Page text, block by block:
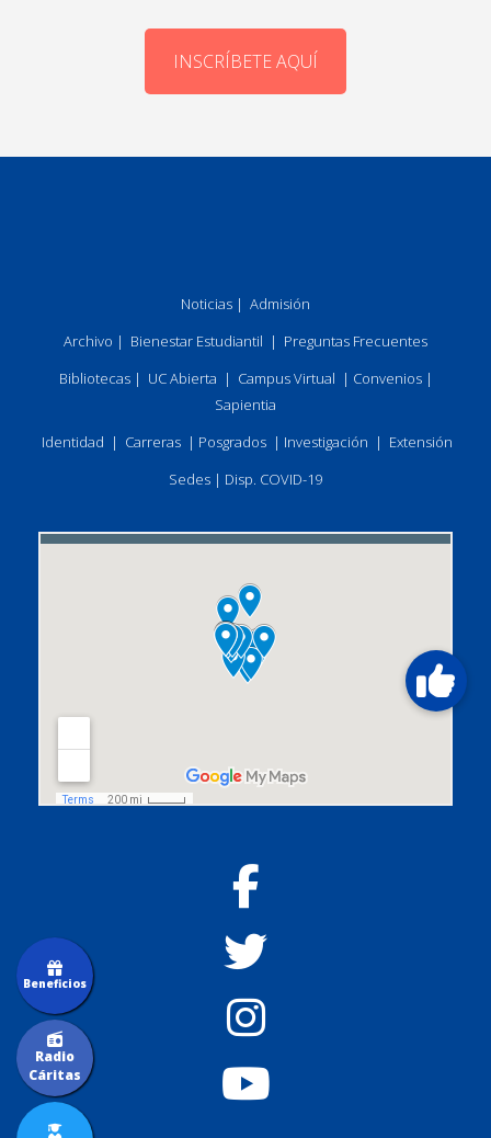
INSCRÍBETE AQUÍ
Noticias | Admisión
Archivo | Bienestar Estudiantil | Preguntas Frecuentes
Bibliotecas| UC Abierta | Campus Virtual | Convenios|
Sapientia
Identidad | Carreras | Posgrados | Investigación | Extensión
Sedes | Disp. COVID-19
Radio
Cáritas
Beneficios